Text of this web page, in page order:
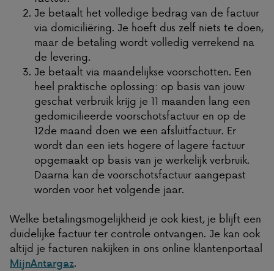
Je betaalt het volledige bedrag van de factuur
via domiciliëring. Je hoeft dus zelf niets te doen,
maar de betaling wordt volledig verrekend na
de levering.
Je betaalt via maandelijkse voorschotten. Een
heel praktische oplossing: op basis van jouw
geschat verbruik krijg je 11 maanden lang een
gedomicilieerde voorschotsfactuur en op de
12de maand doen we een afsluitfactuur. Er
wordt dan een iets hogere of lagere factuur
opgemaakt op basis van je werkelijk verbruik.
Daarna kan de voorschotsfactuur aangepast
worden voor het volgende jaar.
Welke betalingsmogelijkheid je ook kiest, je blijft een
duidelijke factuur ter controle ontvangen. Je kan ook
altijd je facturen nakijken in ons online klantenportaal
MijnAntargaz.